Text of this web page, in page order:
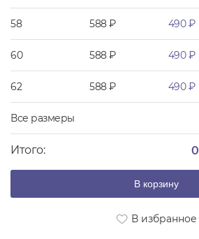
58 588 ₽ 490 ₽
60 588 ₽ 490 ₽
62 588 ₽ 490 ₽
Все размеры
Итого: 0
В корзину
В избранное